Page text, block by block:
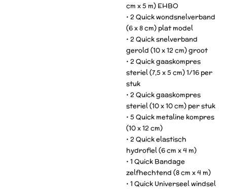
cm x 5 m) EHBO
• 2 Quick wondsnelverband
(6 x 8 cm) plat model
• 2 Quick snelverband
gerold (10 x 12 cm) groot
• 2 Quick gaaskompres
steriel (7,5 x 5 cm) 1/16 per
stuk
• 2 Quick gaaskompres
steriel (10 x 10 cm) per stuk
• 5 Quick metaline kompres
(10 x 12 cm)
• 2 Quick elastisch
hydrofiel (6 cm x 4 m)
• 1 Quick Bandage
zelfhechtend (8 cm x 4 m)
• 1 Quick Universeel windsel